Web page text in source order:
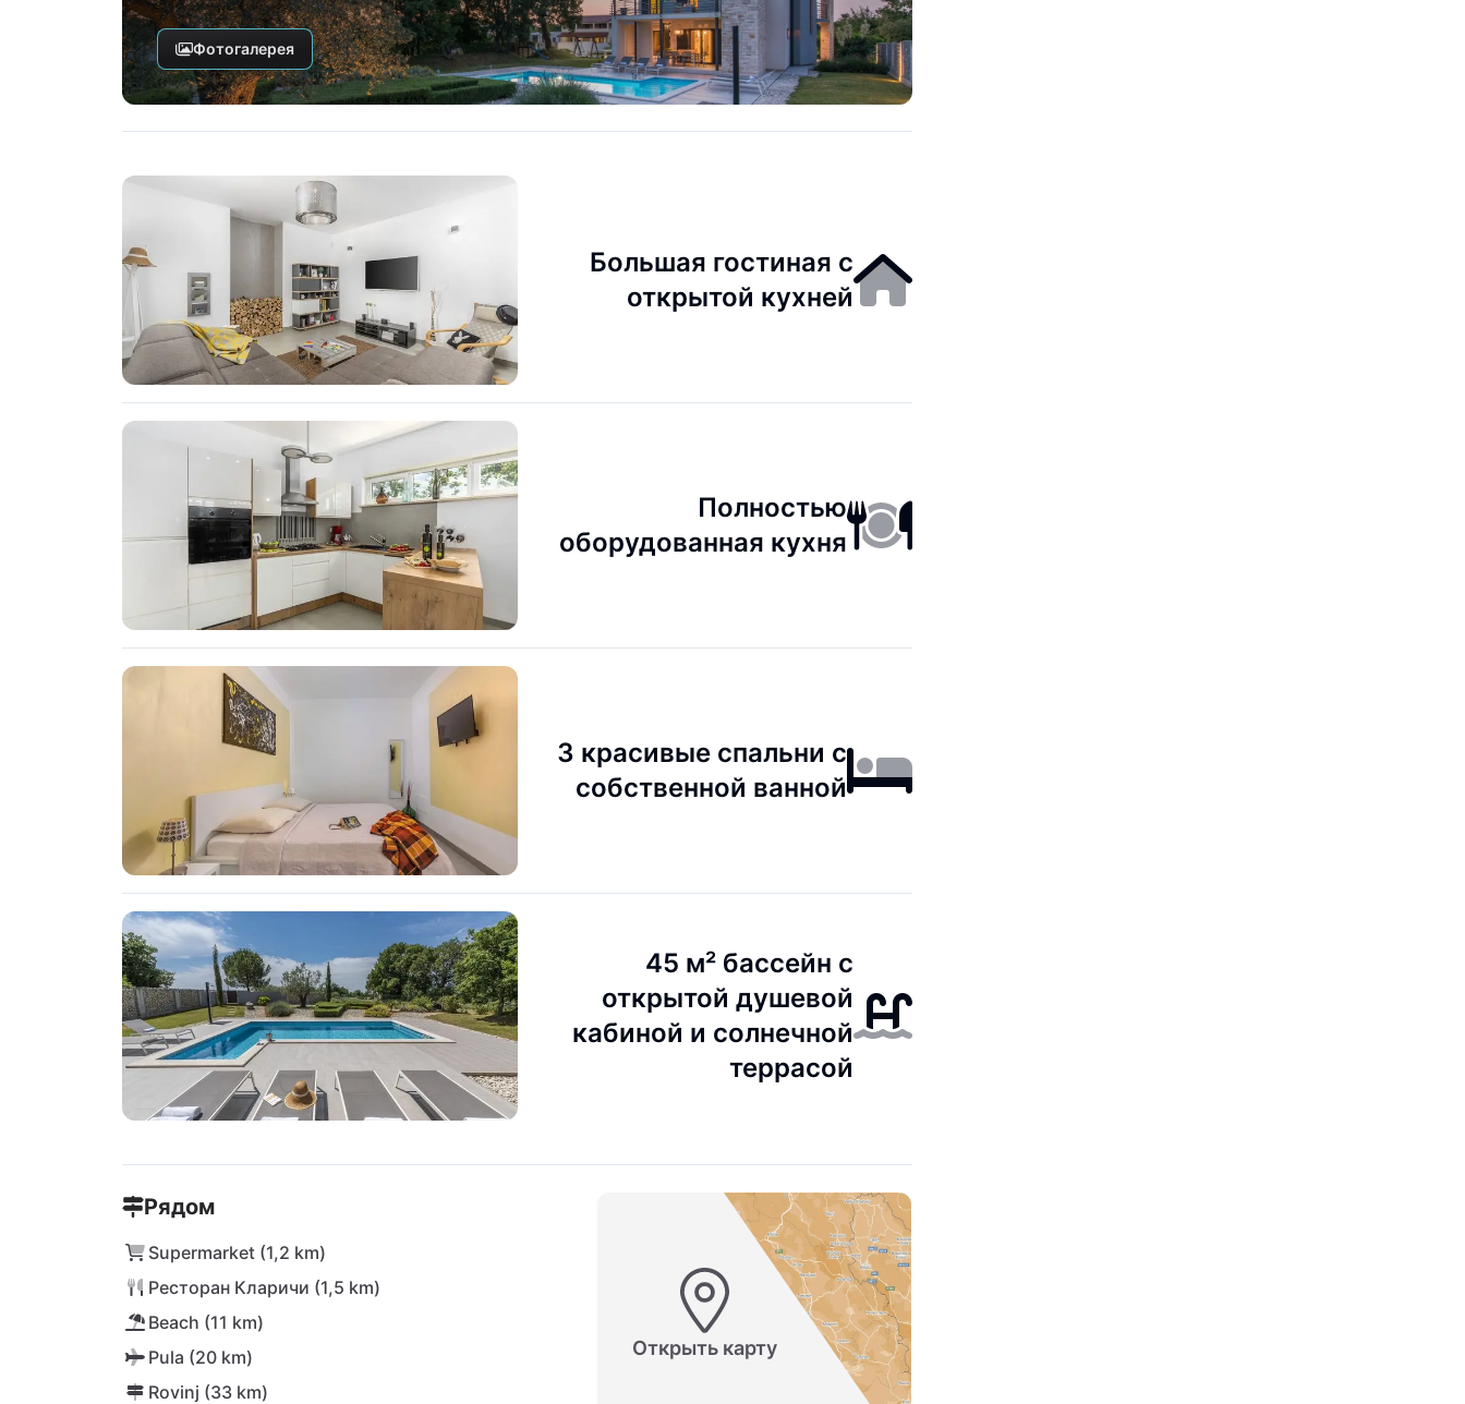
Фотогалерея
Большая гостиная с
открытой кухней
Полностью
оборудованная кухня
3 красивые спальни с
собственной ванной
45 м² бассейн с
открытой душевой
кабиной и солнечной
террасой
Рядом
Supermarket (1,2 km)
Ресторан Кларичи (1,5 km)
Beach (11 km)
Pula (20 km)
Rovinj (33 km)
Открыть карту